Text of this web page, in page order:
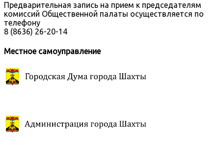
Предварительная запись на прием к председателям
комиссий Общественной палаты осуществляется по
телефону
8 (8636) 26-20-14
Местное самоуправление